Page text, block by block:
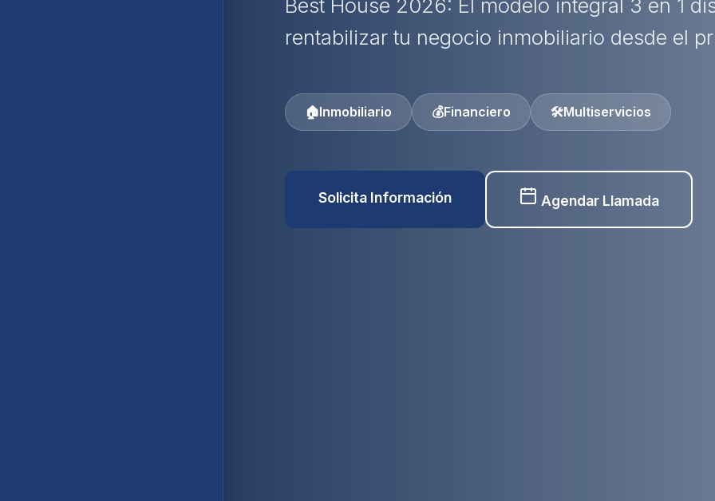
rentabilizar tu negocio inmobiliario desde el
🏠Inmobiliario 💰Financiero 🛠️Multiservicios
Solicita Información Agendar Llamada